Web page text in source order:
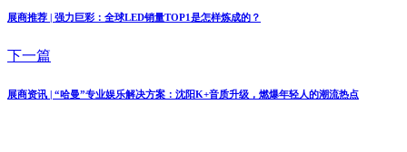
展商推荐 | 强力巨彩：全球LED销量TOP1是怎样炼成的？
下一篇
展商资讯 | “哈曼”专业娱乐解决方案：沈阳K+音质升级，燃爆年轻人的潮流热点